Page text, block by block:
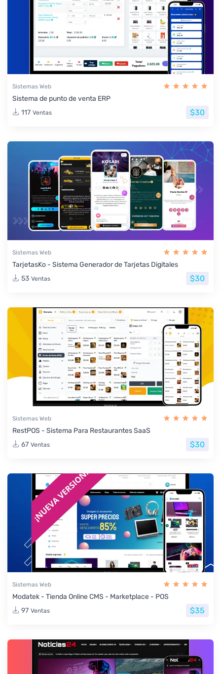
Sistemas Web
Sistema de punto de venta ERP
117 Ventas $30
Sistemas Web
TarjetasKo - Sistema Generador de Tarjetas Digitales
53 Ventas $30
Sistemas Web
RestPOS - Sistema Para Restaurantes SaaS
67 Ventas $30
Sistemas Web
Modatek - Tienda Online CMS - Marketplace - POS
97 Ventas $35